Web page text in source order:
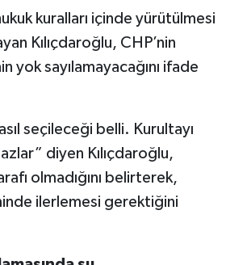
kuralları içinde yürütülmesi
Kılıçdaroğlu, CHP’nin
yok sayılamayacağını ifade
seçileceği belli. Kurultayı
diyen Kılıçdaroğlu,
olmadığını belirterek,
ilerlemesi gerektiğini